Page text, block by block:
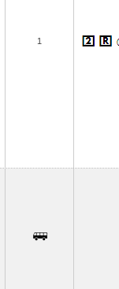
1